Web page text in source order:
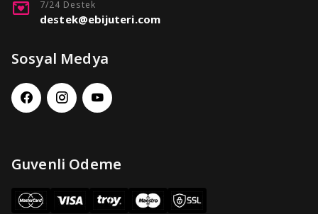
7/24 Destek
destek@ebijuteri.com
Sosyal Medya
Guvenli Odeme